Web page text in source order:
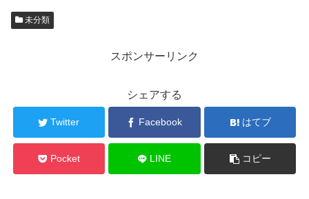
未分類
スポンサーリンク
シェアする
Twitter Facebook はてブ
Pocket LINE コピー